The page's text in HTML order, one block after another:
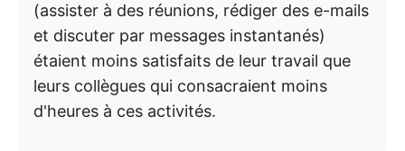
(assister à des réunions, rédiger des e-mails
et discuter par messages instantanés)
étaient moins satisfaits de leur travail que
leurs collègues qui consacraient moins
d'heures à ces activités.